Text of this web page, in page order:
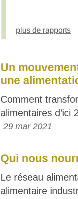
plus de rapports
Un
une
Comment
alimentaires d’ici
29 mar 2021
Qui nous
Le réseau
alimentaire